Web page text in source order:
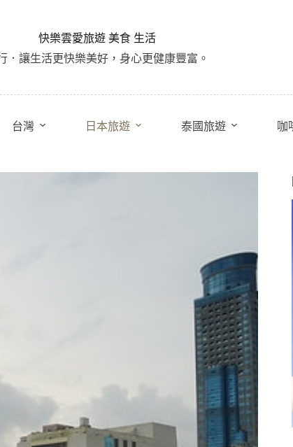
快樂雲愛旅遊 美食 生活
．讓生活更快樂美好，身心更健康豐富。
台灣 日本旅遊 泰國旅遊 咖